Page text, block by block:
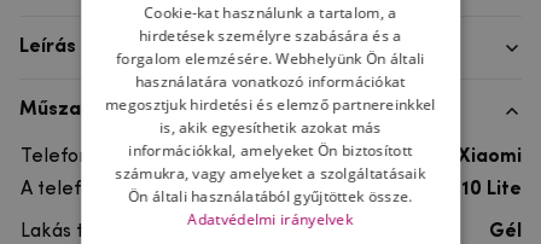
Leírás
Műszaki adatok
Telefon márka
Xiaomi
A telefonmodellhez
Xiaomi Mi 10 Lite
Lakás típusa
Gél
Cookie-kat használunk a tartalom, a
hirdetések személyre szabására és a
forgalom elemzésére. Webhelyünk Ön általi
használatára vonatkozó információkat
megosztjuk hirdetési és elemző partnereinkkel
is, akik egyesíthetik azokat más
információkkal, amelyeket Ön biztosított
számukra, vagy amelyeket a szolgáltatásaik
Ön általi használatából gyűjtöttek össze.
Adatvédelmi irányelvek